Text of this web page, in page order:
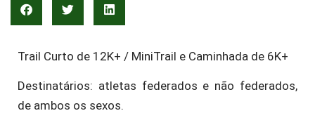
Trail Curto de 12K+ / MiniTrail e Caminhada de 6K+
Destinatários: atletas federados e não federados,
de ambos os sexos.